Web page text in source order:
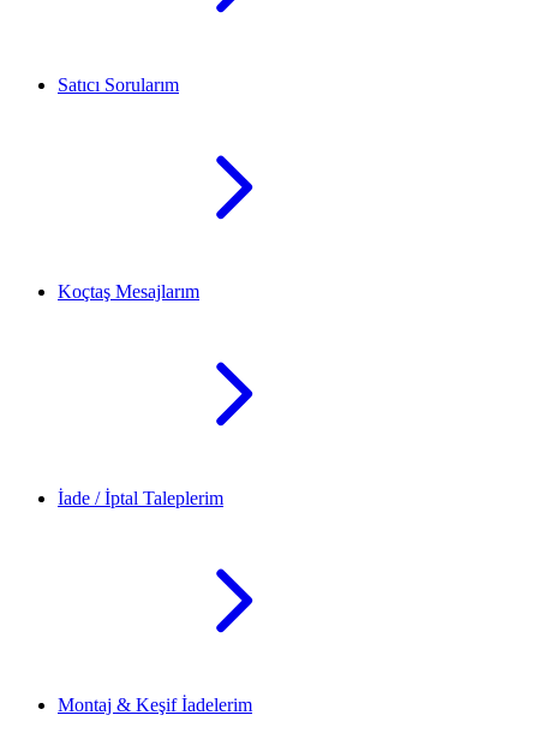
Satıcı Sorularım
Koçtaş Mesajlarım
İade / İptal Taleplerim
Montaj & Keşif İadelerim